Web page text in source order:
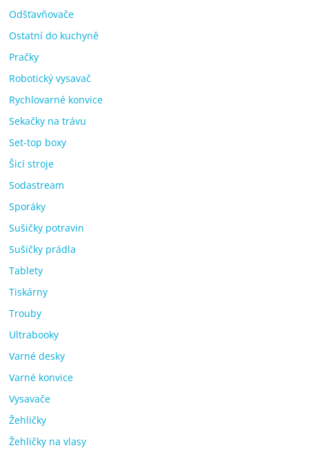
Odšťavňovače
Ostatní do kuchyně
Pračky
Robotický vysavač
Rychlovarné konvice
Sekačky na trávu
Set-top boxy
Šicí stroje
Sodastream
Sporáky
Sušičky potravin
Sušičky prádla
Tablety
Tiskárny
Trouby
Ultrabooky
Varné desky
Varné konvice
Vysavače
Žehličky
Žehličky na vlasy